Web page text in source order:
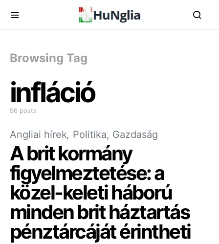
Browsing Tag
infláció
96 posts
Angliai hírek Politika, Gazdaság
A brit kormány
figyelmeztetése: a
közel-keleti háború
minden brit háztartás
pénztárcáját érintheti